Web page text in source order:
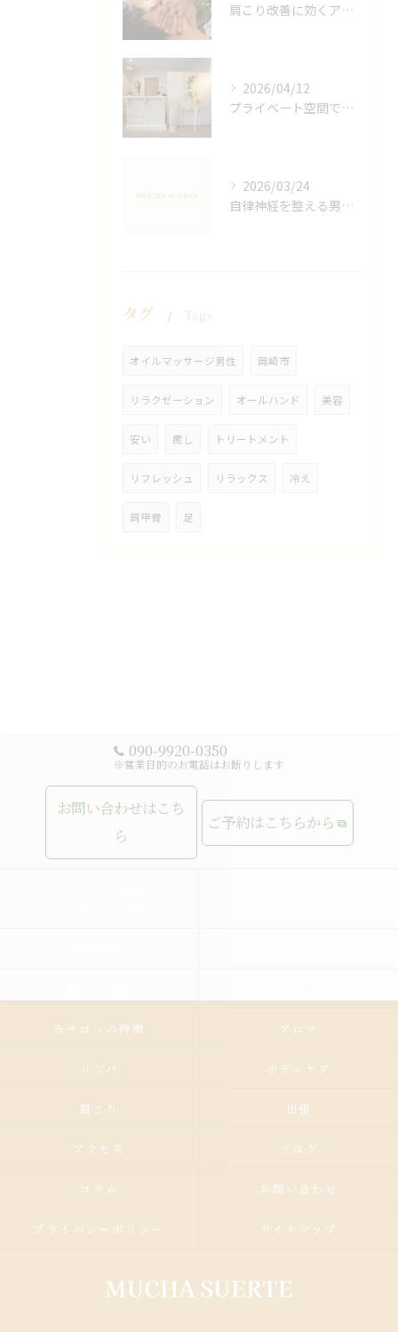
肩こり改善に効くアロマリンパの手技と効果
2026/04/12
プライベート空間で極上アロマリンパケアの効果
2026/03/24
自律神経を整える男性オイルマッサージ
タグ Tags
オイルマッサージ男性 岡崎市
リラクゼーション オールハンド 美容
安い 癒し トリートメント
リフレッシュ リラックス 冷え
肩甲骨 足
090-9920-0350
※営業目的のお電話はお断りします
お問い合わせはこち
ら
ご予約はこちらから
当サロンの特徴 アロマ
リンパ ボディケア
肩こり 出張
アクセス ブログ
コラム お問い合わせ
プライバシーポリシー サイトマップ